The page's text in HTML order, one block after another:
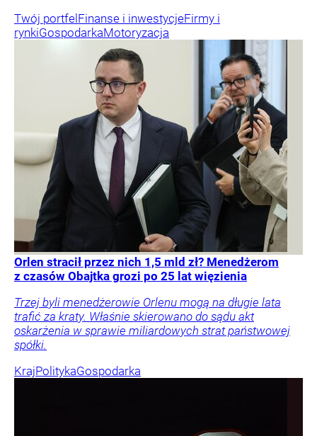
Twój portfelFinanse i inwestycjeFirmy i
rynkiGospodarkaMotoryzacja
Orlen stracił przez nich 1,5 mld zł? Menedżerom
z czasów Obajtka grozi po 25 lat więzienia
Trzej byli menedżerowie Orlenu mogą na długie lata
trafić za kraty. Właśnie skierowano do sądu akt
oskarżenia w sprawie miliardowych strat państwowej
spółki.
KrajPolitykaGospodarka